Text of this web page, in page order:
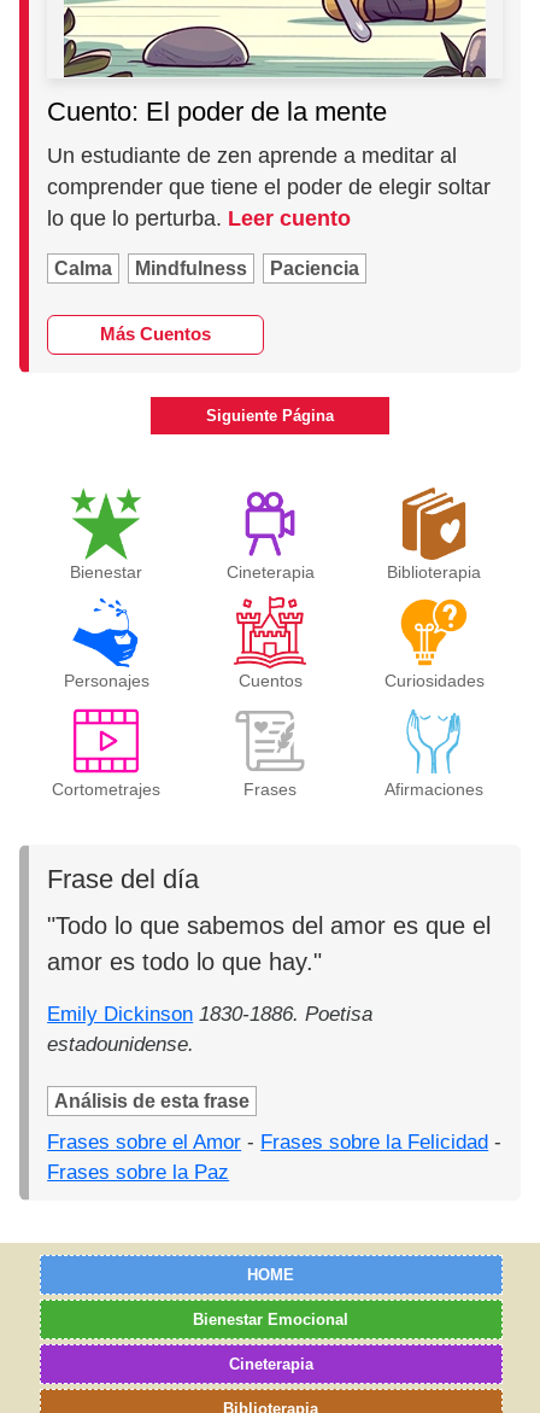
Cuento: El poder de la mente
Un estudiante de zen aprende a meditar al
comprender que tiene el poder de elegir soltar
lo que lo perturba. Leer cuento
Calma Mindfulness Paciencia
Más Cuentos
Siguiente Página
Bienestar Cineterapia Biblioterapia
Personajes Cuentos Curiosidades
Cortometrajes Frases Afirmaciones
Frase del día
"Todo lo que sabemos del amor es que el
amor es todo lo que hay."
Emily Dickinson 1830-1886. Poetisa
estadounidense.
Análisis de esta frase
Frases sobre el Amor - Frases sobre la Felicidad -
Frases sobre la Paz
HOME
Bienestar Emocional
Cineterapia
Biblioterapia